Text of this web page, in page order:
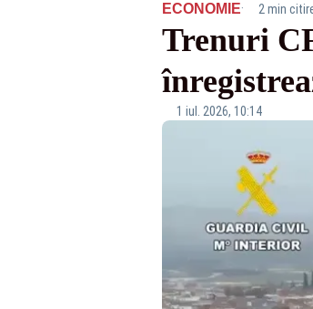
ECONOMIE· 2 min
Trenuri
1 iul. 2026, 10:14